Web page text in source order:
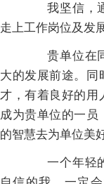
我坚信，通
走上工作岗位及发
贵单位在同
大的发展前途。同
才，有着良好的用
成为贵单位的一员
的智慧去为单位美
一个年轻的